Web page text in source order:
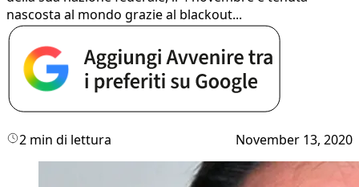
nascosta al mondo grazie al blackout...
2 min di lettura November 13, 2020